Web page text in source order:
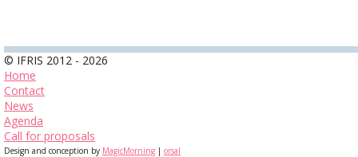
© IFRIS 2012 - 2026
Home
Contact
News
Agenda
Call for proposals
Design and conception by MagicMorning | orsal